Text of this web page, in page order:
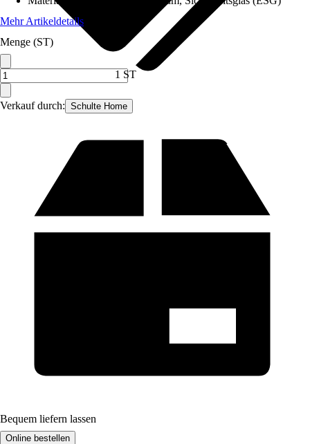
Verkauf durch: Schulte Home
Mehr Artikeldetails
Menge (ST)
1 ST
Bequem liefern lassen
Online bestellen